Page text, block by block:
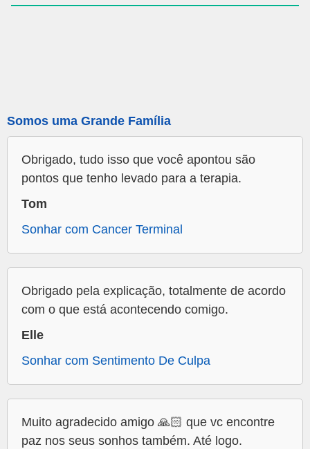
Somos uma Grande Família
Obrigado, tudo isso que você apontou são
pontos que tenho levado para a terapia.
Tom
Sonhar com Cancer Terminal
Obrigado pela explicação, totalmente de acordo
com o que está acontecendo comigo.
Elle
Sonhar com Sentimento De Culpa
Muito agradecido amigo 🙏🏻 que vc encontre
paz nos seus sonhos também. Até logo.